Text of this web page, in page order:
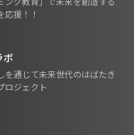
応援！！
ボ
を通じて未来世代のはばたき
ロジェクト